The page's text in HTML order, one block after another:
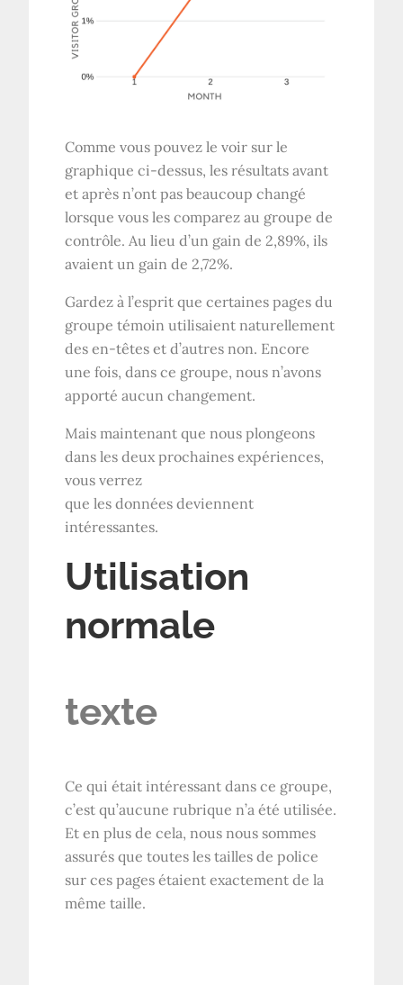
Comme vous pouvez le voir sur le
graphique ci-dessus, les résultats avant
et après n’ont pas beaucoup changé
lorsque vous les comparez au groupe de
contrôle. Au lieu d’un gain de 2,89%, ils
avaient un gain de 2,72%.
Gardez à l’esprit que certaines pages du
groupe témoin utilisaient naturellement
des en-têtes et d’autres non. Encore
une fois, dans ce groupe, nous n’avons
apporté aucun changement.
Mais maintenant que nous plongeons
dans les deux prochaines expériences,
vous verrez
que les données deviennent
intéressantes.
Utilisation
normale
texte
Ce qui était intéressant dans ce groupe,
c’est qu’aucune rubrique n’a été utilisée.
Et en plus de cela, nous nous sommes
assurés que toutes les tailles de police
sur ces pages étaient exactement de la
même taille.